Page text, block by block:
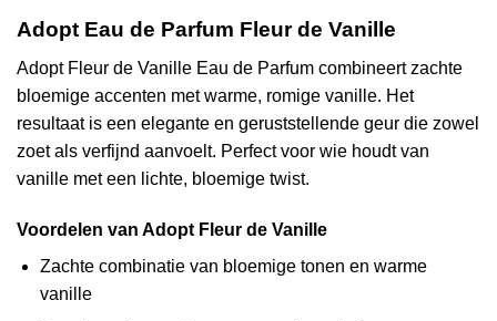
Adopt Eau de Parfum Fleur de Vanille
Adopt Fleur de Vanille Eau de Parfum combineert zachte
bloemige accenten met warme, romige vanille. Het
resultaat is een elegante en geruststellende geur die zowel
zoet als verfijnd aanvoelt. Perfect voor wie houdt van
vanille met een lichte, bloemige twist.
Voordelen van Adopt Fleur de Vanille
Zachte combinatie van bloemige tonen en warme
vanille